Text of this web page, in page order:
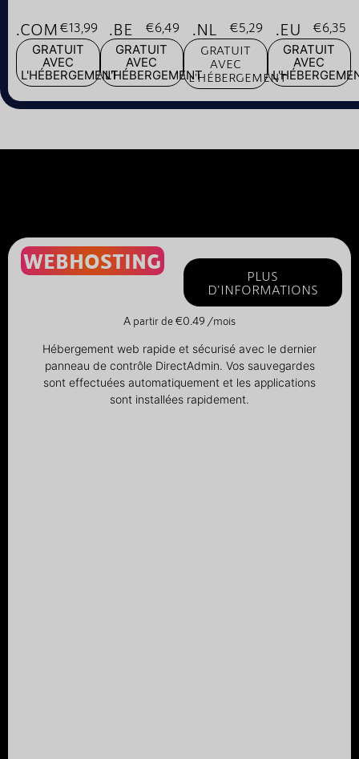
.COM €13,99
GRATUIT
AVEC
L'HÉBERGEMENT
.BE
€6,49
GRATUIT
AVEC
L'HÉBERGEMENT
.NL €5,29
GRATUIT
AVEC
L'HÉBERGEMENT
.EU
€6,35
GRATUIT
AVEC
WEBHOSTING
PLUS
D'INFORMATIONS
A partir de €0.49 /mois
Hébergement web rapide et sécurisé avec le dernier
panneau de contrôle DirectAdmin. Vos sauvegardes
sont effectuées automatiquement et les applications
sont installées rapidement.